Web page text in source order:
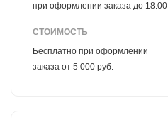
при оформлении заказа до 18:00
СТОИМОСТЬ
Бесплатно при оформлении
заказа от 5 000 руб.